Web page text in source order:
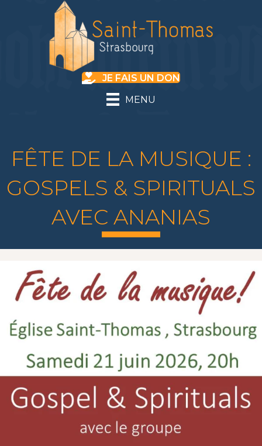
JE FAIS UN DON
MENU
FÊTE DE LA MUSIQUE :
GOSPELS & SPIRITUALS
AVEC ANANIAS